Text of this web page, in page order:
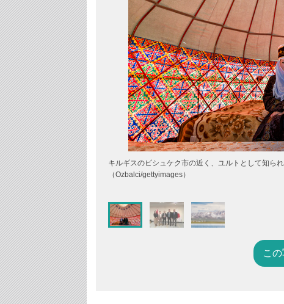
キルギスのビシュケク市の近く、ユルトとして知ら
（Ozbalci/gettyimages）
こ